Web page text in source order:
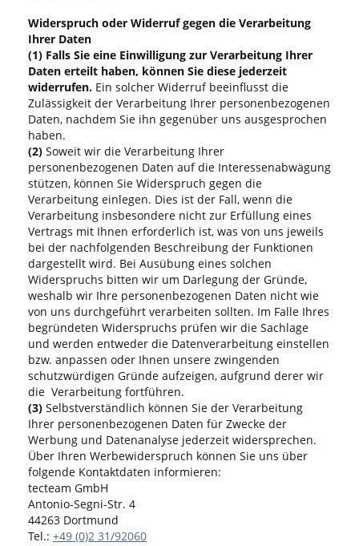
Widerspruch oder Widerruf gegen die Verarbeitung
Ihrer Daten
(1) Falls Sie eine Einwilligung zur Verarbeitung Ihrer
Daten erteilt haben, können Sie diese jederzeit
widerrufen. Ein solcher Widerruf beeinflusst die
Zulässigkeit der Verarbeitung Ihrer personenbezogenen
Daten, nachdem Sie ihn gegenüber uns ausgesprochen
haben.
(2) Soweit wir die Verarbeitung Ihrer
personenbezogenen Daten auf die Interessenabwägung
stützen, können Sie Widerspruch gegen die
Verarbeitung einlegen. Dies ist der Fall, wenn die
Verarbeitung insbesondere nicht zur Erfüllung eines
Vertrags mit Ihnen erforderlich ist, was von uns jeweils
bei der nachfolgenden Beschreibung der Funktionen
dargestellt wird. Bei Ausübung eines solchen
Widerspruchs bitten wir um Darlegung der Gründe,
weshalb wir Ihre personenbezogenen Daten nicht wie
von uns durchgeführt verarbeiten sollten. Im Falle Ihres
begründeten Widerspruchs prüfen wir die Sachlage
und werden entweder die Datenverarbeitung einstellen
bzw. anpassen oder Ihnen unsere zwingenden
schutzwürdigen Gründe aufzeigen, aufgrund derer wir
die Verarbeitung fortführen.
(3) Selbstverständlich können Sie der Verarbeitung
Ihrer personenbezogenen Daten für Zwecke der
Werbung und Datenanalyse jederzeit widersprechen.
Über Ihren Werbewiderspruch können Sie uns über
folgende Kontaktdaten informieren:
tecteam GmbH
Antonio-Segni-Str. 4
44263 Dortmund
Tel.: +49 (0)2 31/92060